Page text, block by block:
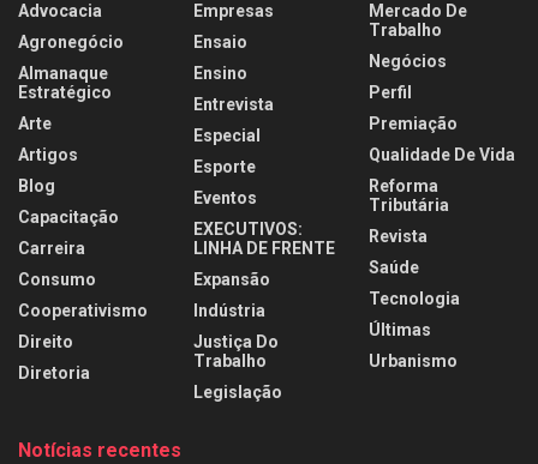
Advocacia
Agronegócio
Almanaque
Estratégico
Arte
Artigos
Blog
Capacitação
Carreira
Consumo
Cooperativismo
Direito
Diretoria
Empresas
Ensaio
Ensino
Entrevista
Especial
Esporte
Eventos
EXECUTIVOS:
LINHA DE FRENTE
Expansão
Indústria
Justiça Do
Trabalho
Legislação
Mercado De
Trabalho
Negócios
Perfil
Premiação
Qualidade De Vida
Reforma
Tributária
Revista
Saúde
Tecnologia
Últimas
Urbanismo
Notícias recentes